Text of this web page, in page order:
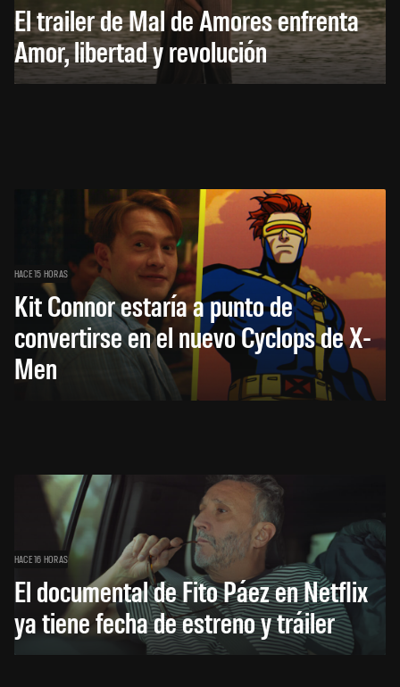
El trailer de Mal de Amores enfrenta
Amor, libertad y revolución
HACE 15 HORAS
Kit Connor estaría a punto de
convertirse en el nuevo Cyclops de X-
Men
HACE 16 HORAS
El documental de Fito Páez en Netflix
ya tiene fecha de estreno y tráiler